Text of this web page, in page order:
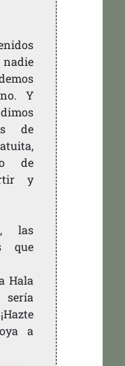
Y
de
de
y
las
que
Hala
a